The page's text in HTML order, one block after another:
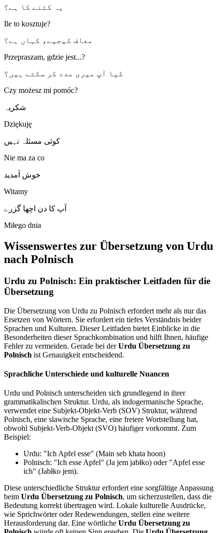
یہ کتنے کا ہے؟
Ile to kosztuje?
معاف کیجیے، کہاں ہے؟
Przepraszam, gdzie jest...?
کیا آپ میری مدد کر سکتے ہیں؟
Czy możesz mi pomóc?
شکریہ
Dziękuję
کوئی مسئلہ نہیں
Nie ma za co
خوش آمدید
Witamy
آپ کا دن اچھا گزرے
Miłego dnia
Wissenswertes zur Übersetzung von Urdu
nach Polnisch
Urdu zu Polnisch: Ein praktischer Leitfaden für die
Übersetzung
Die Übersetzung von Urdu zu Polnisch erfordert mehr als nur das
Ersetzen von Wörtern. Sie erfordert ein tiefes Verständnis beider
Sprachen und Kulturen. Dieser Leitfaden bietet Einblicke in die
Besonderheiten dieser Sprachkombination und hilft Ihnen, häufige
Fehler zu vermeiden. Gerade bei derUrdu Übersetzung zu
Polnisch ist Genauigkeit entscheidend.
Sprachliche Unterschiede und kulturelle Nuancen
Urdu und Polnisch unterscheiden sich grundlegend in ihrer
grammatikalischen Struktur. Urdu, als indogermanische Sprache,
verwendet eine Subjekt-Objekt-Verb (SOV) Struktur, während
Polnisch, eine slawische Sprache, eine freiere Wortstellung hat,
obwohl Subjekt-Verb-Objekt (SVO) häufiger vorkommt. Zum
Beispiel:
Urdu: "Ich Apfel esse" (Main seb khata hoon)
Polnisch: "Ich esse Apfel" (Ja jem jabłko) oder "Apfel esse
ich" (Jabłko jem).
Diese unterschiedliche Struktur erfordert eine sorgfältige Anpassung
beim Urdu Übersetzung zu Polnisch, um sicherzustellen, dass die
Bedeutung korrekt übertragen wird. Lokale kulturelle Ausdrücke,
wie Sprichwörter oder Redewendungen, stellen eine weitere
Herausforderung dar. Eine wörtliche Urdu Übersetzung zu